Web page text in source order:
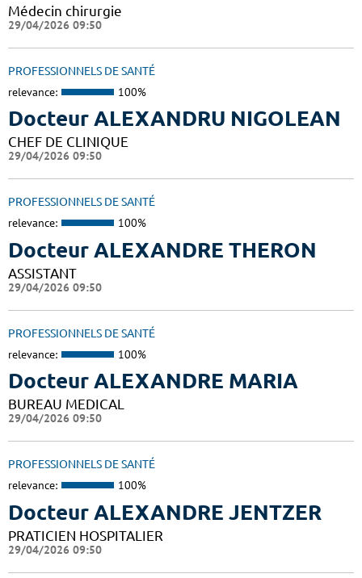
Médecin chirurgie
29/04/2026 09:50
PROFESSIONNELS DE SANTÉ
relevance: 100%
Docteur ALEXANDRU NIGOLEAN
CHEF DE CLINIQUE
29/04/2026 09:50
PROFESSIONNELS DE SANTÉ
relevance: 100%
Docteur ALEXANDRE THERON
ASSISTANT
29/04/2026 09:50
PROFESSIONNELS DE SANTÉ
relevance: 100%
Docteur ALEXANDRE MARIA
BUREAU MEDICAL
29/04/2026 09:50
PROFESSIONNELS DE SANTÉ
relevance: 100%
Docteur ALEXANDRE JENTZER
PRATICIEN HOSPITALIER
29/04/2026 09:50